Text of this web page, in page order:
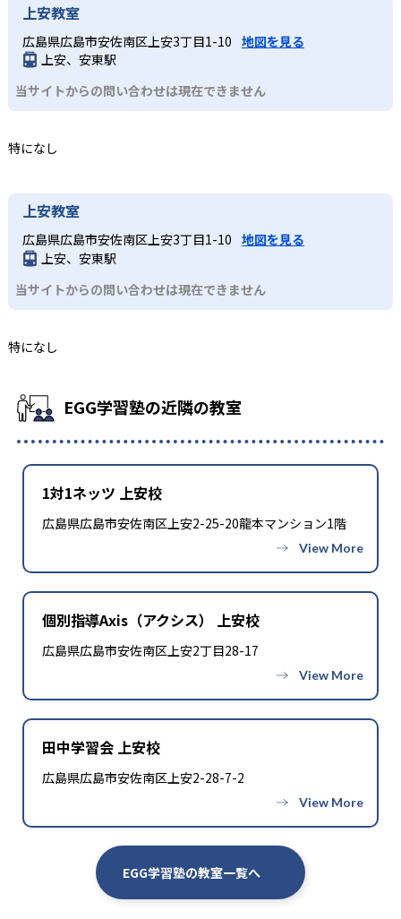
上安教室
広島県広島市安佐南区上安3丁目1-10 地図を見る
上安、安東駅
当サイトからの問い合わせは現在できません
特になし
上安教室
広島県広島市安佐南区上安3丁目1-10 地図を見る
上安、安東駅
当サイトからの問い合わせは現在できません
特になし
EGG学習塾の近隣の教室
1対1ネッツ 上安校
広島県広島市安佐南区上安2-25-20龍本マンション1階
個別指導Axis（アクシス） 上安校
広島県広島市安佐南区上安2丁目28-17
田中学習会 上安校
広島県広島市安佐南区上安2-28-7-2
EGG学習塾の教室一覧へ